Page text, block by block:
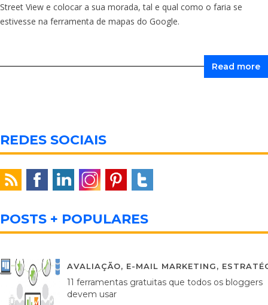
Street View e colocar a sua morada, tal e qual como o faria se
estivesse na ferramenta de mapas do Google.
Read more
REDES SOCIAIS
POSTS + POPULARES
AVALIAÇÃO, E-MAIL MARKETING,
11 ferramentas gratuitas que todos os bloggers
devem usar